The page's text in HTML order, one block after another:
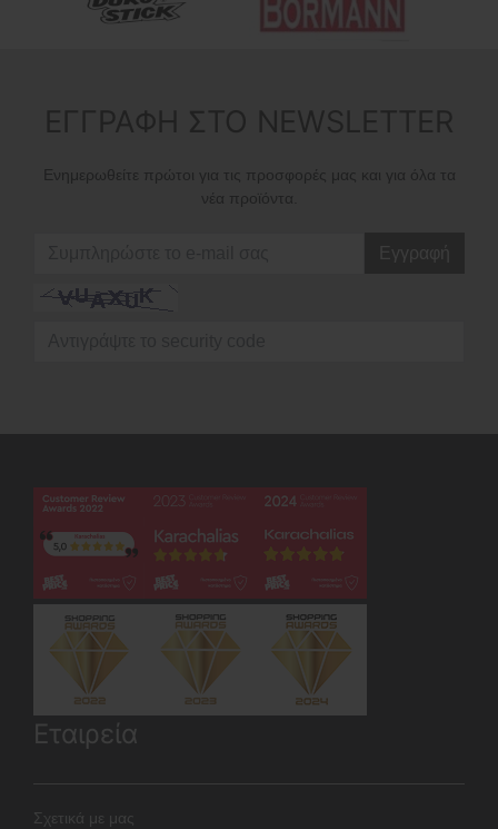
Ενημερωθείτε πρώτοι για τις προσφορές μας και για όλα τα
νέα προϊόντα.
Εταιρεία
Σχετικά με μας